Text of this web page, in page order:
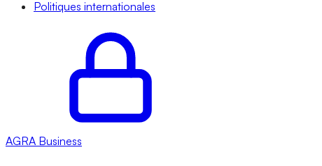
Politiques internationales
AGRA Business